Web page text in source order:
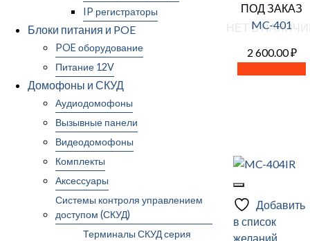
IP регистраторы
Блоки питания и POE
POE оборудование
Питание 12V
Домофоны и СКУД
Аудиодомофоны
Вызывные панели
Видеодомофоны
Комплекты
Аксессуары
Системы контроля управлением
доступом (СКУД)
Терминалы СКУД серия
НЕТ В
ПОД ЗАКАЗ
MC-401
2 600.00₽
Добавить
в список
желаний